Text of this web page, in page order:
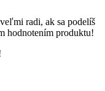
radi, ak sa podelíš
hodnotením produktu!